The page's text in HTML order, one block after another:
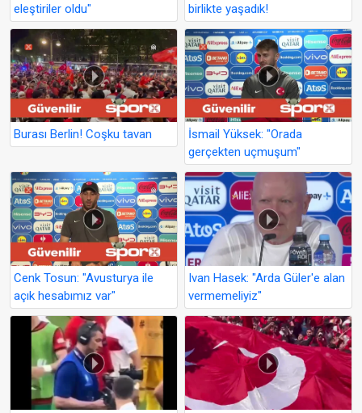
eleştiriler oldu"
birlikte yaşadık!
Burası Berlin! Coşku tavan
İsmail Yüksek: "Orada
gerçekten uçmuşum"
Cenk Tosun: "Avusturya ile
açık hesabımız var"
Ivan Hasek: "Arda Güler'e alan
vermemeliyiz"